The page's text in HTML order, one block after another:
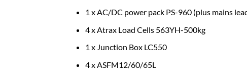
1 x AC/DC power pack PS-960 (plus mains
4 x Atrax Load Cells 563YH-500kg
1 x Junction Box LC550
4 x ASFM12/60/65L